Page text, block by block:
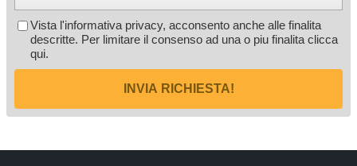
Vista l'informativa privacy, acconsento anche alle finalita
descritte. Per limitare il consenso ad una o piu finalita clicca
qui.
INVIA RICHIESTA!